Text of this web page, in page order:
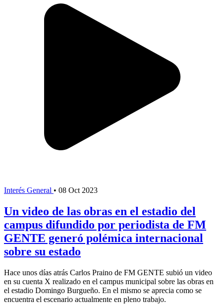
Interés General • 08 Oct 2023
Un video de las obras en el estadio del
campus difundido por periodista de FM
GENTE generó polémica internacional
sobre su estado
Hace unos días atrás Carlos Praino de FM GENTE subió un video
en su cuenta X realizado en el campus municipal sobre las obras en
el estadio Domingo Burgueño. En el mismo se aprecia como se
encuentra el escenario actualmente en pleno trabajo.